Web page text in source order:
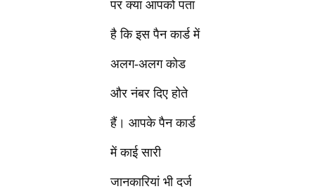
पर क्या आपको पता
है कि इस पैन कार्ड में
अलग-अलग कोड
और नंबर दिए होते
हैं। आपके पैन कार्ड
में काई सारी
जानकारियां भी दर्ज